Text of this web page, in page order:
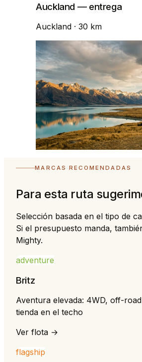
Auckland — entrega
Auckland · 30 km
MARCAS RECOMENDADAS
Para esta ruta
Selección basada en el tipo de
Si el presupuesto manda,
Mighty.
adventure
Britz
Aventura elevada: 4WD, off-
tienda en el techo
Ver flota →
flagship